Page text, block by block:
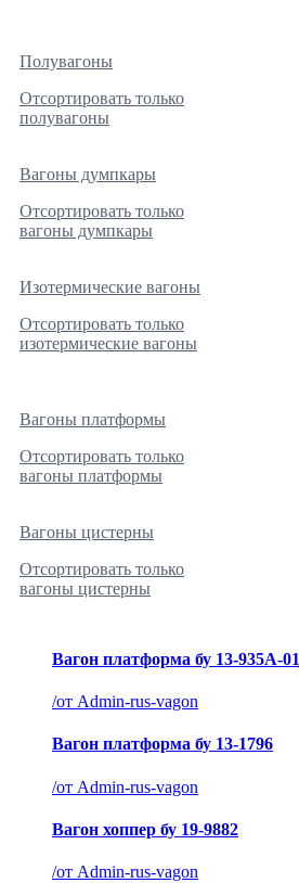
Полувагоны
Отсортировать только
полувагоны
Вагоны думпкары
Отсортировать только
вагоны думпкары
Изотермические вагоны
Отсортировать только
изотермические вагоны
Вагоны платформы
Отсортировать только
вагоны платформы
Вагоны цистерны
Отсортировать только
вагоны цистерны
Вагон платформа бу 13-935А-01
/от Admin-rus-vagon
Вагон платформа бу 13-1796
/от Admin-rus-vagon
Вагон хоппер бу 19-9882
/от Admin-rus-vagon